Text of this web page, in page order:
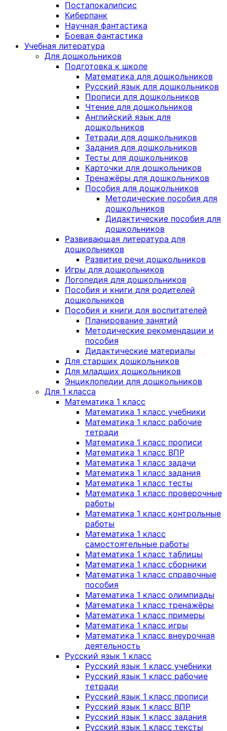
Постапокалипсис
Киберпанк
Научная фантастика
Боевая фантастика
Учебная литература
Для дошкольников
Подготовка к школе
Математика для дошкольников
Русский язык для дошкольников
Прописи для дошкольников
Чтение для дошкольников
Английский язык для
дошкольников
Тетради для дошкольников
Задания для дошкольников
Тесты для дошкольников
Карточки для дошкольников
Тренажёры для дошкольников
Пособия для дошкольников
Методические пособия для
дошкольников
Дидактические пособия для
дошкольников
Развивающая литература для
дошкольников
Развитие речи дошкольников
Игры для дошкольников
Логопедия для дошкольников
Пособия и книги для родителей
дошкольников
Пособия и книги для воспитателей
Планирование занятий
Методические рекомендации и
пособия
Дидактические материалы
Для старших дошкольников
Для младших дошкольников
Энциклопедии для дошкольников
Для 1 класса
Математика 1 класс
Математика 1 класс учебники
Математика 1 класс рабочие
тетради
Математика 1 класс прописи
Математика 1 класс ВПР
Математика 1 класс задачи
Математика 1 класс задания
Математика 1 класс тесты
Математика 1 класс проверочные
работы
Математика 1 класс контрольные
работы
Математика 1 класс
самостоятельные работы
Математика 1 класс таблицы
Математика 1 класс сборники
Математика 1 класс справочные
пособия
Математика 1 класс олимпиады
Математика 1 класс тренажёры
Математика 1 класс примеры
Математика 1 класс игры
Математика 1 класс внеурочная
деятельность
Русский язык 1 класс
Русский язык 1 класс учебники
Русский язык 1 класс рабочие
тетради
Русский язык 1 класс прописи
Русский язык 1 класс ВПР
Русский язык 1 класс задания
Русский язык 1 класс тексты